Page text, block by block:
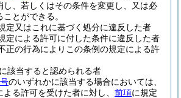
し、若しくはその条件を変更し、又は必
とができる。
定又はこれに基づく処分に違反した者
定による許可に付した条件に違反した者
正の行為によりこの条例の規定による許
に該当すると認められる者
のいずれかに該当する場合においては、
る許可を受けた者に対し、 前項に規定